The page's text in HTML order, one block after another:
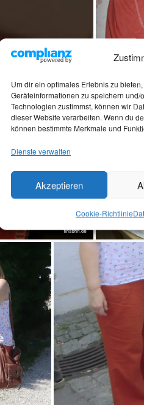
Um dir ein optimales Erlebnis zu
Geräteinformationen zu speichern
Technologien zustimmst, können wir
dieser Website verarbeiten. Wenn du
können bestimmte Merkmale und
Dienste verwalten
Akzeptieren
Cookie-Richtlinie